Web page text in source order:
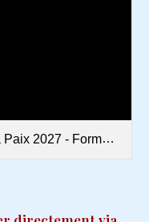
d'inscription.pdf